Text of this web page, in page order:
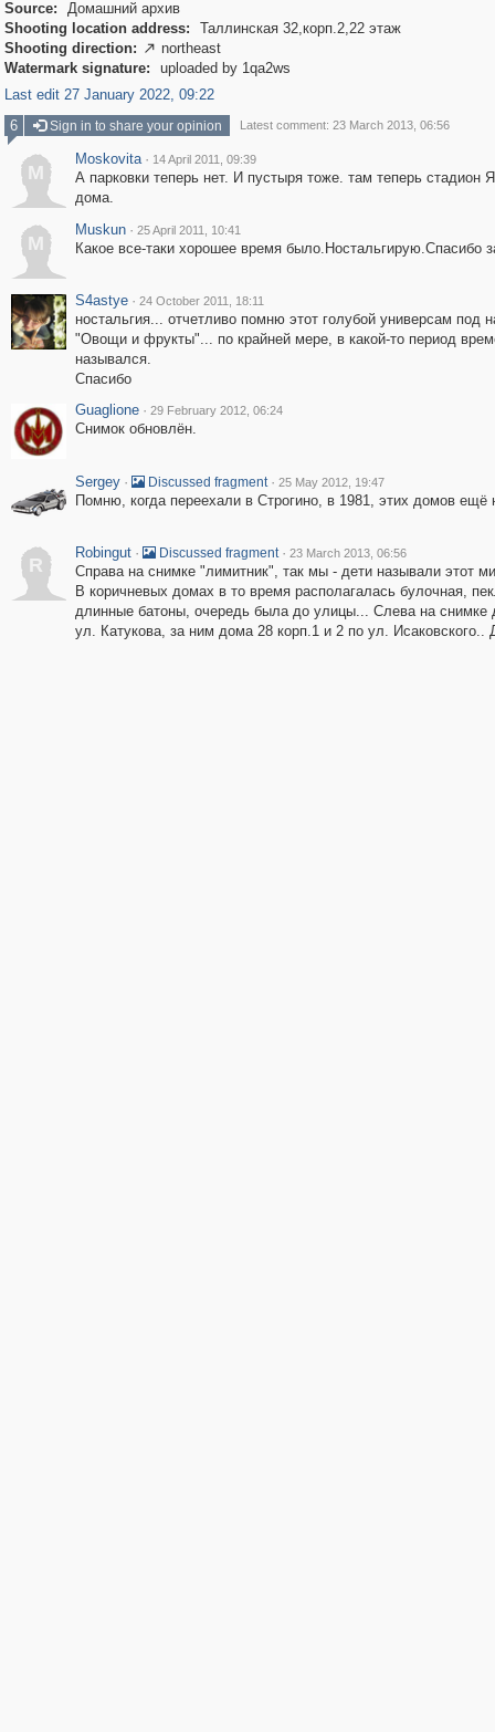
Source:
Домашний архив
Shooting location address:
Таллинская 32,корп.2,22 этаж
Shooting direction:  northeast
Watermark signature:
uploaded by 1qa2ws
Last edit 27 January 2022, 09:22
6
Sign in to share your opinion Latest comment: 23 March 2013, 06:56
M
Moskovita · 14 April 2011, 09:39
А парковки теперь нет. И пустыря тоже. там теперь стадион
дома.
M
Muskun · 25 April 2011, 10:41
Какое все-таки хорошее время было.Ностальгирую.Спасибо
S4astye · 24 October 2011, 18:11
ностальгия... отчетливо помню этот голубой универсам под
"Овощи и фрукты"... по крайней мере, в какой-то период
назывался.
Спасибо
Guaglione · 29 February 2012, 06:24
Снимок обновлён.
Sergey · Discussed fragment · 25 May 2012, 19:47
Помню, когда переехали в Строгино, в 1981, этих домов ещё
R
Robingut · Discussed fragment · 23 March 2013, 06:56
Справа на снимке "лимитник", так мы - дети называли этот
В коричневых домах в то время располагалась булочная,
длинные батоны, очередь была до улицы... Слева на снимке
ул. Катукова, за ним дома 28 корп.1 и 2 по ул. Исаковского..